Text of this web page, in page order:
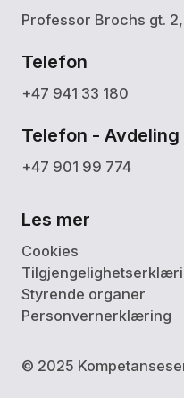
Professor Brochs gt.
Telefon
+47 941 33 180
Telefon -
+47 901 99 774
Les mer
Cookies
Styrende organer
Personvernerklæring
© 2025